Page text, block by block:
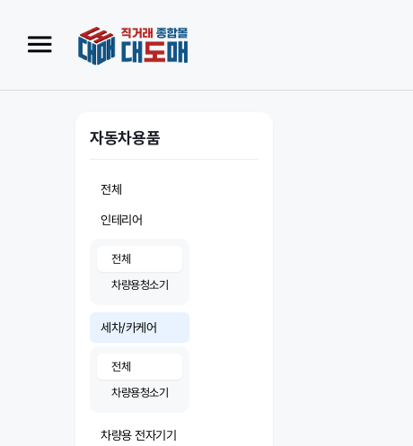
자동차용품
전체
인테리어
전체
차량용청소기
세차/카케어
전체
차량용청소기
차량용 전자기기